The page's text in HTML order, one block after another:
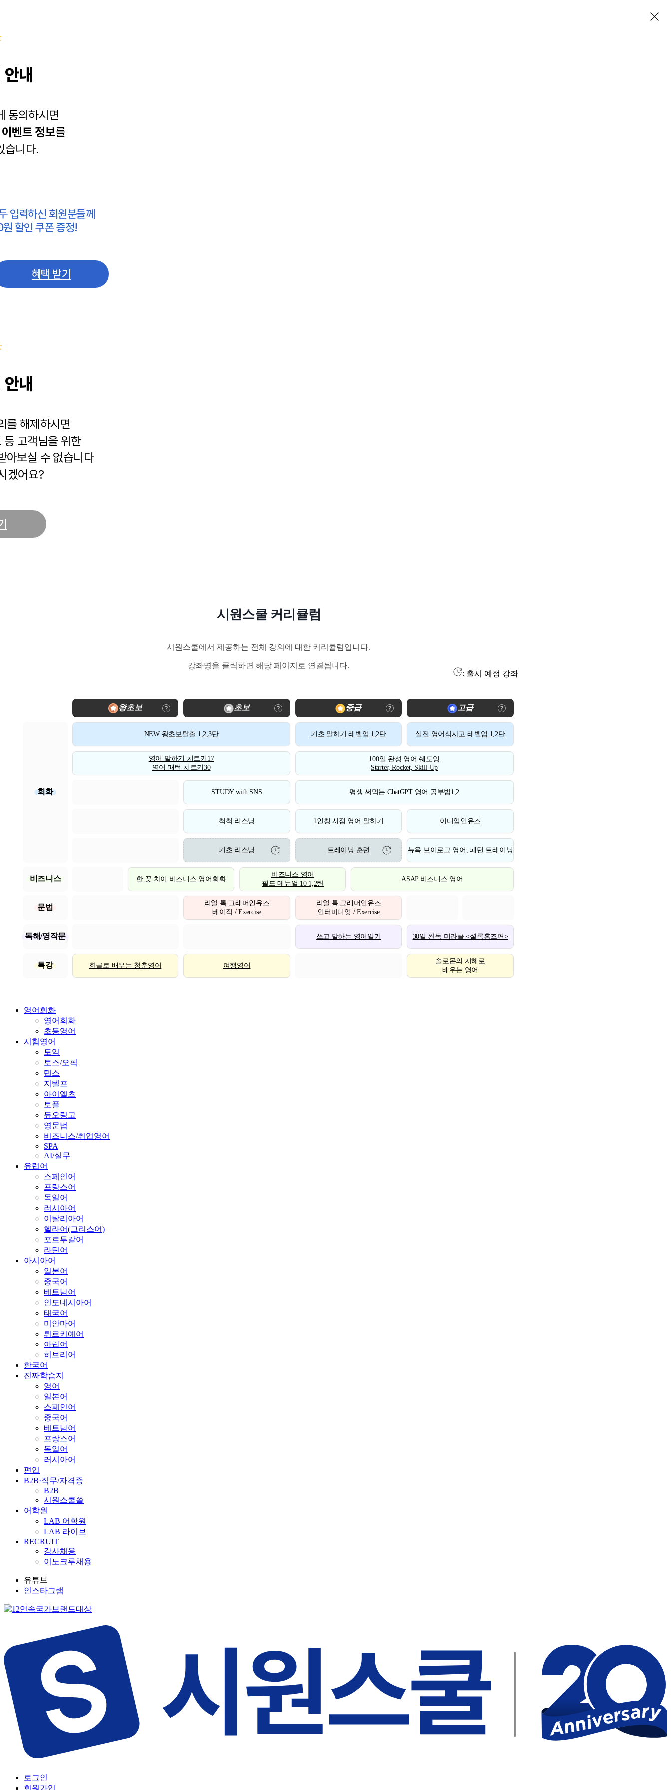
내
동의하시면
이벤트 정보를
습니다.
입력하신 회원분들께
할인 쿠폰 증정!
혜택 받기
내
를 해제하시면
등 고객님을 위한
아보실 수 없습니다
겠어요?
시원스쿨 커리큘럼
시원스쿨에서 제공하는 전체 강의에 대한 커리큘럼입니다.
강좌명을 클릭하면 해당 페이지로 연결됩니다.
: 출시 예정 강좌
왕초보 초보 중급 고급
회화
NEW 왕초보탈출 1,2,3탄 기초 말하기 레벨업 1,2탄 실전 영어식사고 레벨업 1,2탄
영어 말하기 치트키17
영어 패턴 치트키30
100일 완성 영어 쉐도잉
Starter, Rocket, Skill-Up
STUDY with SNS 평생 써먹는 ChatGPT 영어 공부법1,2
척척 리스닝 1인칭 시점 영어 말하기 이디엄인유즈
기초 리스닝 트레이닝 훈련 뉴욕 브이로그 영어, 패턴 트레이닝
비즈니스 한 끗 차이 비즈니스 영어회화
비즈니스 영어
필드 메뉴얼 10 1,2탄
ASAP 비즈니스 영어
문법
리얼 톡 그래머인유즈
베이직 / Exercise
리얼 톡 그래머인유즈
인터미디엇 / Exercise
독해/영작문 쓰고 말하는 영어일기 30일 완독 미라클 <셜록홈즈편>
특강 한글로 배우는 청춘영어 여행영어
솔로몬의 지혜로
배우는 영어
영어회화
영어회화
초등영어
시험영어
토익
토스/오픽
텝스
지텔프
아이엘츠
토플
듀오링고
영문법
비즈니스/취업영어
SPA
AI/실무
유럽어
스페인어
프랑스어
독일어
러시아어
이탈리아어
헬라어(그리스어)
포르투갈어
라틴어
아시아어
일본어
중국어
베트남어
인도네시아어
태국어
미얀마어
튀르키예어
아랍어
히브리어
한국어
진짜학습지
영어
일본어
스페인어
중국어
베트남어
프랑스어
독일어
러시아어
편입
B2B·직무/자격증
B2B
시원스쿨쓸
어학원
LAB 어학원
LAB 라이브
RECRUIT
강사채용
이노크루채용
유튜브
인스타그램
로그인
회원가입